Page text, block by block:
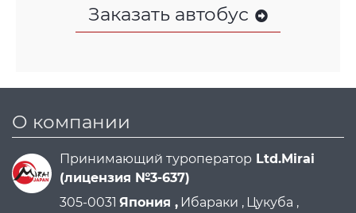
Заказать автобус
О компании
Принимающий туроператор Ltd.Mirai
(лицензия №3-637)
305-0031 Япония , Ибараки , Цукуба ,